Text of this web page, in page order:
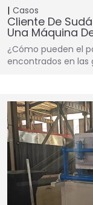
Casos
Cliente De
Una Máquina
¿Cómo pueden el
encontrados en las